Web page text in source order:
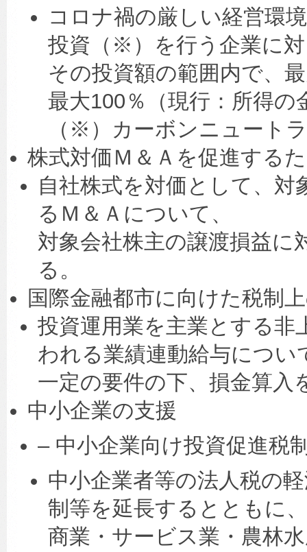
コロナ禍の厳しい経営環
投資（※）を行う企業に
その投資額の範囲内で、
最大100％（現行：所得
（※）カーボンニュート
株式対価Ｍ＆Ａを促進する
自社株式を対価として、対
るＭ＆Ａについて、
対象会社株主の譲渡損益に
る。
国際金融都市に向けた税制
投資運用業を主業とする非
われる業績連動給与につい
一定の要件の下、損金算入
中小企業の支援
– 中小企業向け投資促進税
中小企業者等の法人税の
制等を延長するとともに、
商業・サービス業・農林